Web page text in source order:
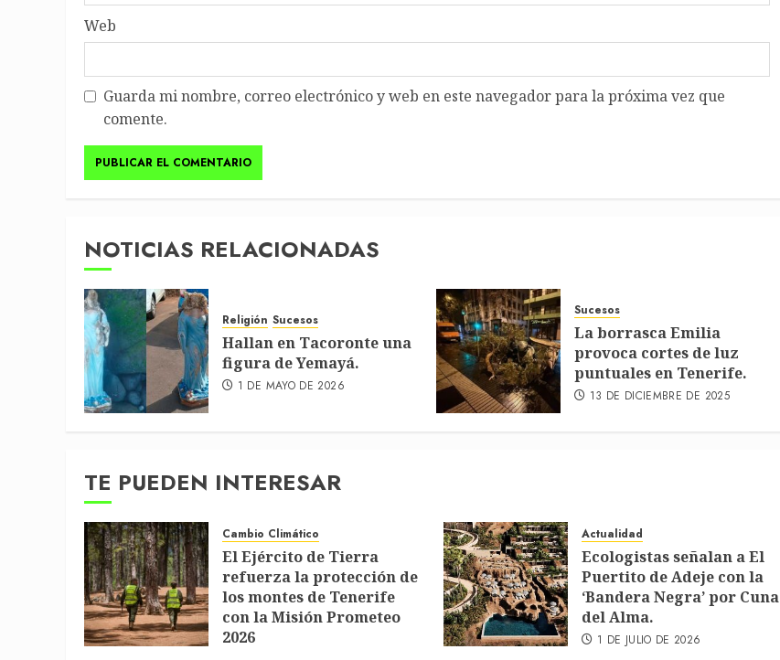
Web
Guarda mi nombre, correo electrónico y web en este navegador para la próxima vez que
comente.
NOTICIAS RELACIONADAS
Religión Sucesos
Hallan en Tacoronte una
figura de Yemayá.
1 DE MAYO DE 2026
Sucesos
La borrasca Emilia
provoca cortes de luz
puntuales en Tenerife.
13 DE DICIEMBRE DE 2025
TE PUEDEN INTERESAR
Cambio Climático
El Ejército de Tierra
refuerza la protección de
los montes de Tenerife
con la Misión Prometeo
2026
Actualidad
Ecologistas señalan a El
Puertito de Adeje con la
‘Bandera Negra’ por Cuna
del Alma.
1 DE JULIO DE 2026